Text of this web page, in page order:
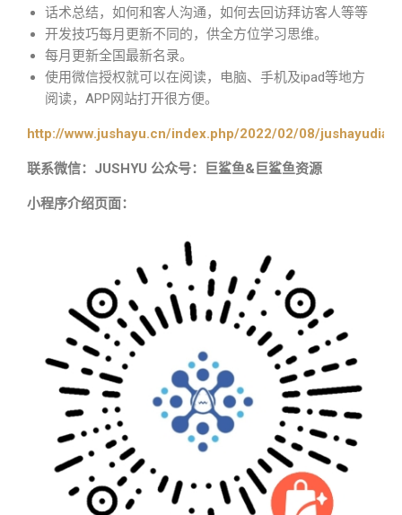
话术总结，如何和客人沟通，如何去回访拜访客人等等
开发技巧每月更新不同的，供全方位学习思维。
每月更新全国最新名录。
使用微信授权就可以在阅读，电脑、手机及ipad等地方
阅读，APP网站打开很方便。
http://www.jushayu.cn/index.php/2022/02/08/
联系微信：JUSHYU 公众号：巨鲨鱼&巨鲨鱼资源
小程序介绍页面：